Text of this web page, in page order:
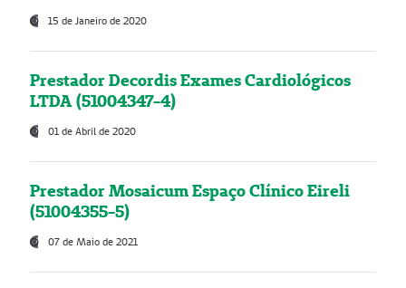
15 de Janeiro de 2020
Prestador Decordis Exames Cardiológicos
LTDA (51004347-4)
01 de Abril de 2020
Prestador Mosaicum Espaço Clínico Eireli
(51004355-5)
07 de Maio de 2021